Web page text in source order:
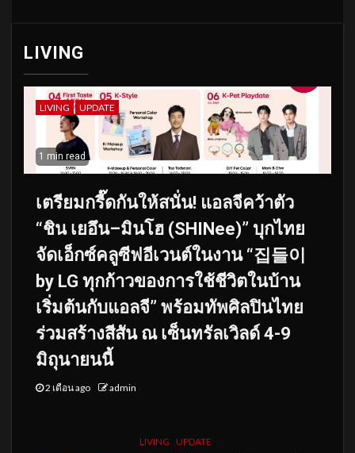
LIVING
LIVING UPDATE
1 min read
เตรียมกรี๊ดกันให้สนั่น! แอลจีคว้าตัว
“ชิน เยอึน–มินโฮ (SHINee)” บุกไทย
จัดเอ็กซ์คลูซีฟอีเวนต์ในงาน “집들이
by LG ทุกก้าวของการใช้ชีวิตในบ้าน
เริ่มต้นกับแอลจี” พร้อมทัพศิลปินไทย
ร่วมสร้างสีสัน ณ เซ็นทรัลเวิลด์ 4-9
มิถุนายนนี้
2 เดือน ago admin
LIVING UPDATE